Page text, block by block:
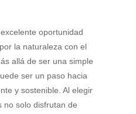
oportunidad
la naturaleza con el
allá de ser una simple
ser un paso hacia
y sostenible. Al elegir
no solo disfrutan de